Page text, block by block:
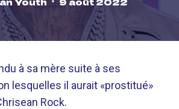
à sa mère suite à ses
lesquelles il aurait «prostitué»
Rock.